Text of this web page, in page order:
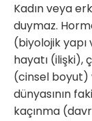
Kadın veya
duymaz.
(biyolojik yapı
hayatı (ilişki),
(cinsel boyut)
dünyasının
kaçınma